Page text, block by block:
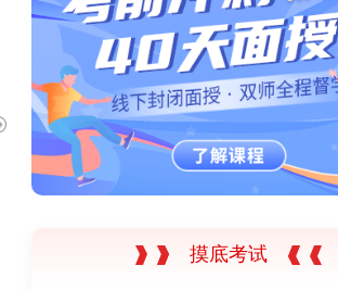
摸底考试